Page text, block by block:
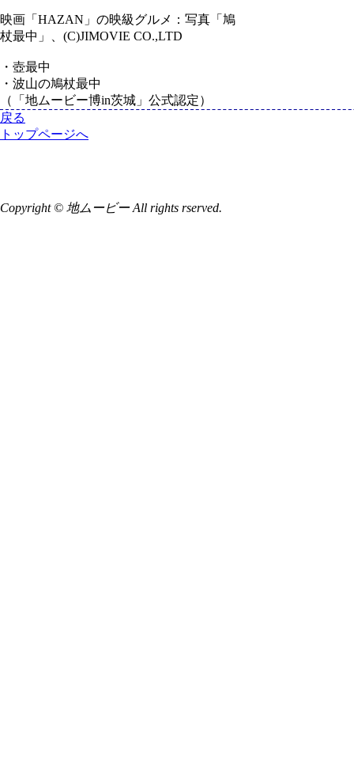
映画「HAZAN」の映級グルメ：写真「鳩
杖最中」、(C)JIMOVIE CO.,LTD
・壺最中
・波山の鳩杖最中
（「地ムービー博in茨城」公式認定）
戻る
トップページへ
Copyright © 地ムービー All rights rserved.